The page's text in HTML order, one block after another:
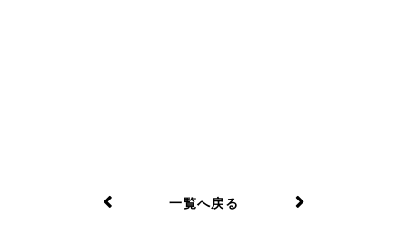
一覧へ戻る